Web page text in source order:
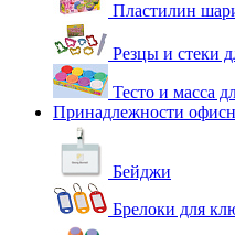
Пластилин
Резцы и стеки
Тесто и масса
Принадлежности
Бейджи
Брелоки для